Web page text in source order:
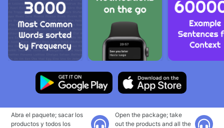
Abra el paquete; sacar los
productos y todos los
Open the package; take
out the products and all the